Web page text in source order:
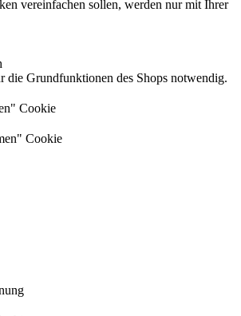
vereinfachen sollen, werden nur mit Ihrer
die Grundfunktionen des Shops notwendig.
Cookie
Cookie